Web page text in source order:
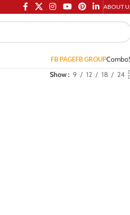
ABOUT
FB PAGEFB GROUPCombo
Show 9 12 18 24